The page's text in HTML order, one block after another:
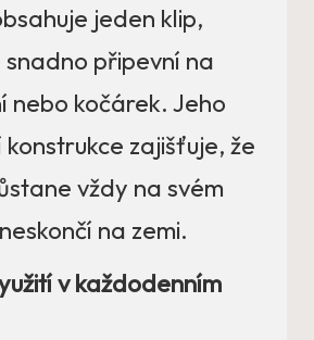
jeden klip,
snadno připevní na
nebo kočárek. Jeho
konstrukce zajišťuje, že
vždy na svém
na zemi.
v každodenním